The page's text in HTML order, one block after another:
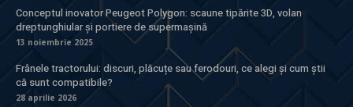
Conceptul inovator Peugeot Polygon: scaune tipărite 3D, volan
dreptunghiular și portiere de supermașină
13 noiembrie 2025
Frânele tractorului: discuri, plăcuțe sau ferodouri, ce alegi și cum știi
că sunt compatibile?
28 aprilie 2026